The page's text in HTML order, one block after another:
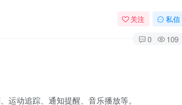
关注 私信
0 109
运动追踪、通知提醒、音乐播放等。